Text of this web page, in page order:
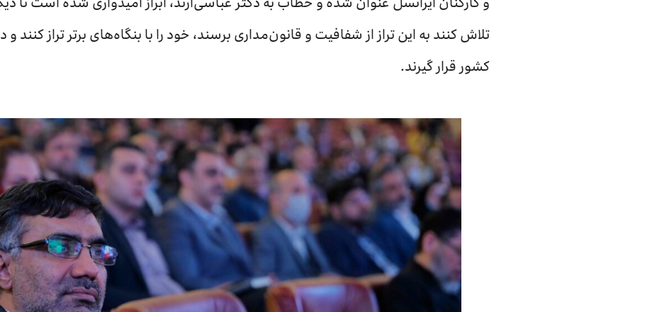
و کارکنان ایرانسل عنوان شده و خطاب به دکتر عباسی‌آرند، ابراز امیدواری شده است تا
تلاش کنند به این تراز از شفافیت و قانون‌مداری برسند، خود را با بنگاه‌های برتر تراز کنند
کشور قرار گیرند.